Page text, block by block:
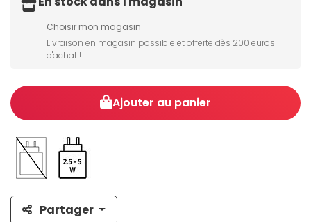
Choisir mon magasin
Livraison en magasin possible et offerte dès 200 euros
d'achat !
Ajouter au panier
Partager